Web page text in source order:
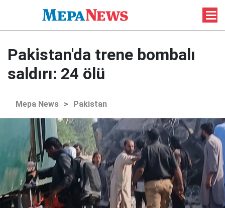
Pakistan'da trene bombalı
saldırı: 24 ölü
Mepa News > Pakistan